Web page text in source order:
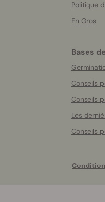
Politique
En Gros
Bases
Conseils
Conseils
Les
Conseils